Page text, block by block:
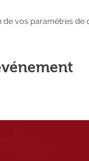
vos paramètres